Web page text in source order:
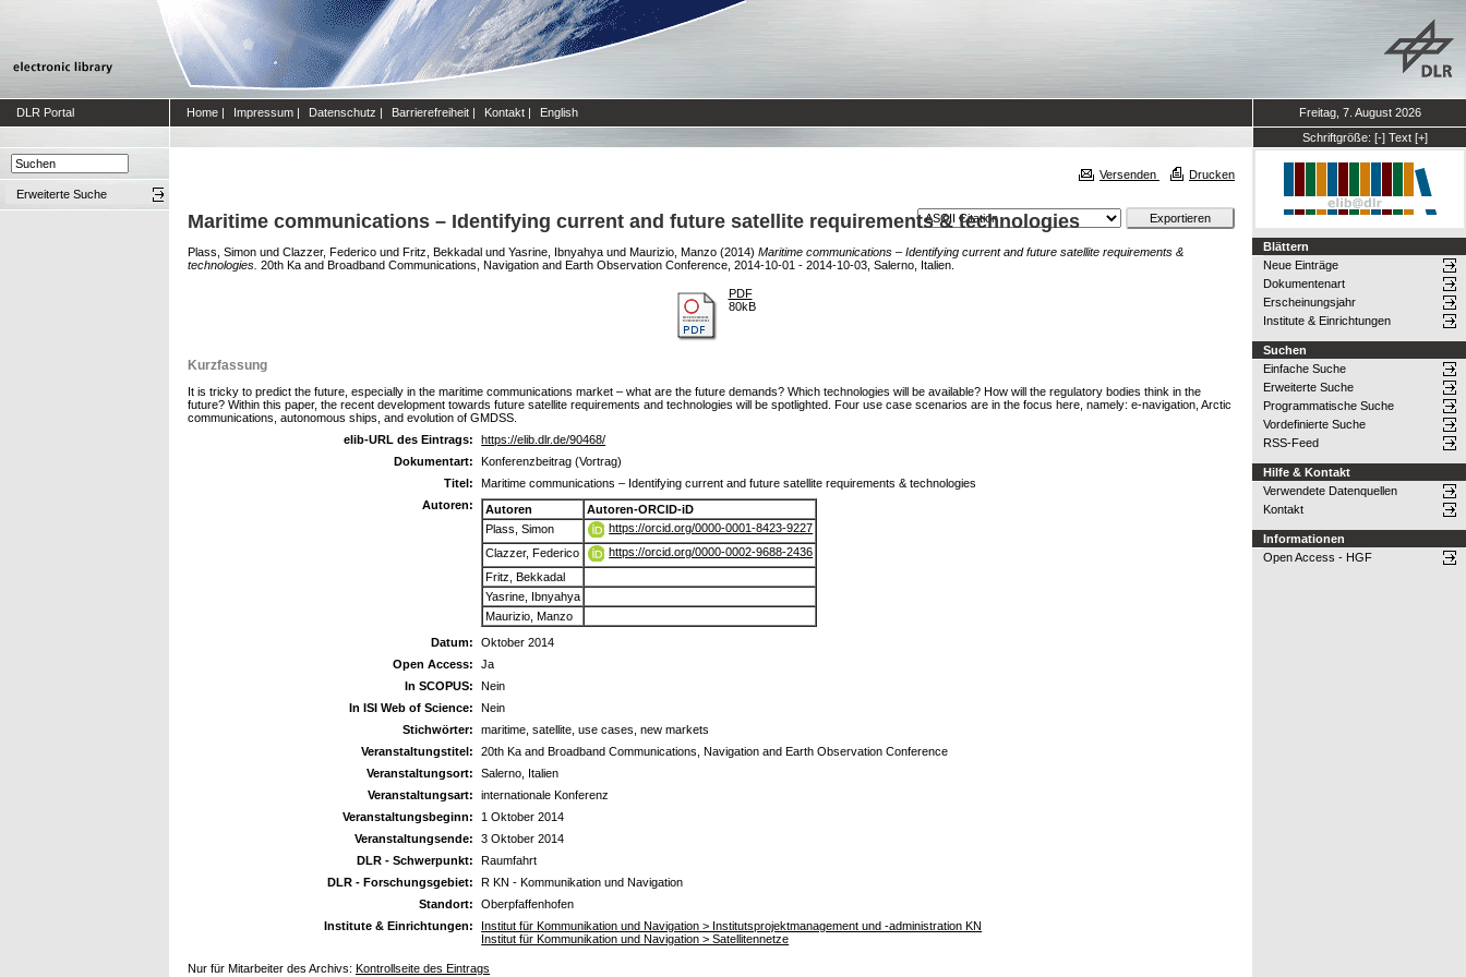
DLR Portal Home | Impressum | Datenschutz | Barrierefreiheit | Kontakt | English
Freitag, 7. August 2026
Schriftgröße: [-] Text [+]
Erweiterte Suche
Versenden Drucken
Maritime communications – Identifying current and future satellite requirements & technologies
Plass, Simon und Clazzer, Federico und Fritz, Bekkadal und Yasrine, Ibnyahya und Maurizio, Manzo (2014) Maritime communications – Identifying current and future satellite requirements &
technologies. 20th Ka and Broadband Communications, Navigation and Earth Observation Conference, 2014-10-01 - 2014-10-03, Salerno, Italien.
PDF
80kB
Kurzfassung
It is tricky to predict the future, especially in the maritime communications market – what are the future demands? Which technologies will be available? How will the regulatory bodies think in the
future? Within this paper, the recent development towards future satellite requirements and technologies will be spotlighted. Four use case scenarios are in the focus here, namely: e-navigation, Arctic
communications, autonomous ships, and evolution of GMDSS.
elib-URL des Eintrags:
https://elib.dlr.de/90468/
Dokumentart:
Konferenzbeitrag (Vortrag)
Titel:
Maritime communications – Identifying current and future satellite requirements & technologies
Autoren:
Autoren
Autoren-ORCID-iD
Plass, Simon
https://orcid.org/0000-0001-8423-9227
Clazzer, Federico
https://orcid.org/0000-0002-9688-2436
Fritz, Bekkadal
Yasrine, Ibnyahya
Maurizio, Manzo
Datum:
Oktober 2014
Open Access:
Ja
In SCOPUS:
Nein
In ISI Web of Science:
Nein
Stichwörter:
maritime, satellite, use cases, new markets
Veranstaltungstitel:
20th Ka and Broadband Communications, Navigation and Earth Observation Conference
Veranstaltungsort:
Salerno, Italien
Veranstaltungsart:
internationale Konferenz
Veranstaltungsbeginn:
1 Oktober 2014
Veranstaltungsende:
3 Oktober 2014
DLR - Schwerpunkt:
Raumfahrt
DLR - Forschungsgebiet:
R KN - Kommunikation und Navigation
Standort:
Oberpfaffenhofen
Institute & Einrichtungen:
Institut für Kommunikation und Navigation > Institutsprojektmanagement und -administration KN
Institut für Kommunikation und Navigation > Satellitennetze
Nur für Mitarbeiter des Archivs: Kontrollseite des Eintrags
Blättern
Neue Einträge
Dokumentenart
Erscheinungsjahr
Institute & Einrichtungen
Suchen
Einfache Suche
Erweiterte Suche
Programmatische Suche
Vordefinierte Suche
RSS-Feed
Hilfe & Kontakt
Verwendete Datenquellen
Kontakt
Informationen
Open Access - HGF